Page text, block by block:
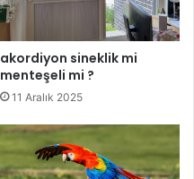
akordiyon sineklik mi
menteşeli mi ?
11 Aralık 2025